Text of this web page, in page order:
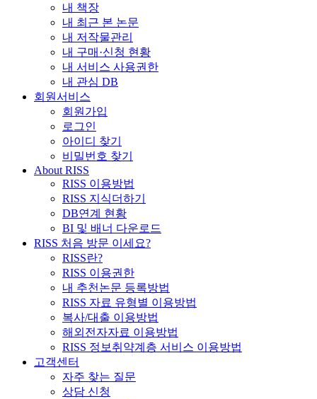
내 책장
내 최근 본 논문
내 저작물관리
내 구매·신청 현황
내 서비스 사용권한
내 관심 DB
회원서비스
회원가입
로그인
아이디 찾기
비밀번호 찾기
About RISS
RISS 이용방법
RISS 지식더하기
DB연계 현황
BI 및 배너 다운로드
RISS 처음 방문 이세요?
RISS란?
RISS 이용권한
내 추천논문 등록방법
RISS 자료 유형별 이용방법
복사/대출 이용방법
해외전자자료 이용방법
RISS 정보취약계층 서비스 이용방법
고객센터
자주 찾는 질문
상담 신청